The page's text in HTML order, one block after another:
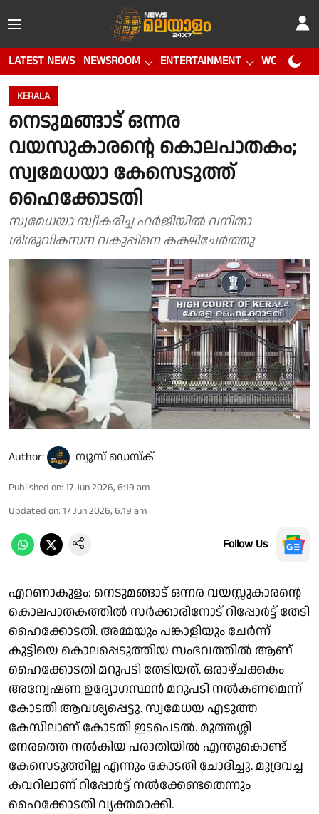
LATEST NEWS NEWSROOM ENTERTAINMENT WORLD CUP
KERALA
നെടുമങ്ങാട് ഒന്നര
വയസുകാരന്റെ കൊലപാതകം;
സ്വമേധയാ കേസെടുത്ത്
ഹൈക്കോടതി
സ്വമേധയാ സ്വീകരിച്ച ഹര്‍ജിയില്‍ വനിതാ
ശിശുവികസന വകുപ്പിനെ കക്ഷിചേര്‍ത്തു
Author: ന്യൂസ് ഡെസ്ക്
Published on: 17 Jun 2026, 6:19 am
Updated on: 17 Jun 2026, 6:19 am
Follow Us
എറണാകുളം: നെടുമങ്ങാട് ഒന്നര വയസ്സുകാരന്റെ
കൊലപാതകത്തിൽ സർക്കാരിനോട് റിപ്പോർട്ട് തേടി
ഹൈക്കോടതി. അമ്മയും പങ്കാളിയും ചേർന്ന്
കുട്ടിയെ കൊലപ്പെടുത്തിയ സംഭവത്തിൽ ആണ്
ഹൈക്കോടതി മറുപടി തേടിയത്. ഒരാഴ്ചക്കകം
അന്വേഷണ ഉദ്യോഗസ്ഥൻ മറുപടി നൽകണമെന്ന്
കോടതി ആവശ്യപ്പെട്ടു. സ്വമേധയ എടുത്ത
കേസിലാണ് കോടതി ഇടപെടൽ. മുത്തശ്ശി
നേരത്തെ നൽകിയ പരാതിയിൽ എന്തുകൊണ്ട്
കേസെടുത്തില്ല എന്നും കോടതി ചോദിച്ചു. മുദ്രവച്ച
കവറിലാണ് റിപ്പോർട്ട് നൽക്കേണ്ടതെന്നും
ഹൈക്കോ‌ടതി വ്യക്തമാക്കി.